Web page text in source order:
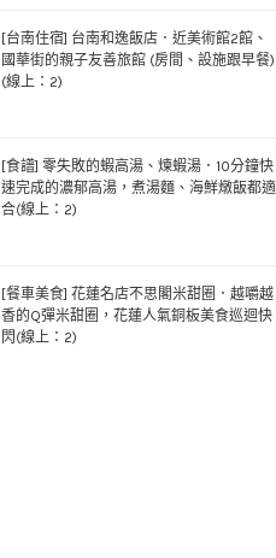
[台南住宿] 台南和逸飯店．近美術館2館、
國華街的親子友善旅館 (房間、設施跟早餐)
(線上：2)
[食譜] 零失敗的蝦高湯、煉蝦湯．10分鐘快
速完成的濃郁高湯，煮湯麵、海鮮燉飯都適
合(線上：2)
[餐車美食] 花蓮名店不思閣米甜圈．越嚼越
香的Q彈米甜圈，花蓮人氣銅板美食巡迴快
閃(線上：2)